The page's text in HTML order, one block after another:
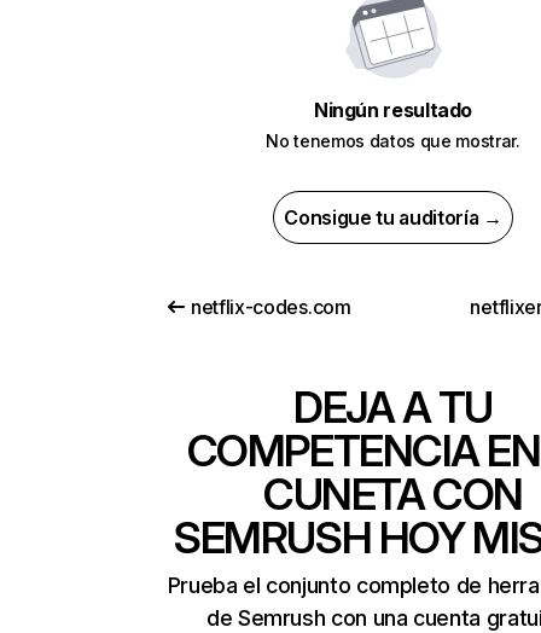
Ningún resultado
No tenemos datos que mostrar.
Consigue tu auditoría →
netflix-codes.com
DEJA A TU
COMPETENCIA
CUNETA CON
SEMRUSH HOY
Prueba el conjunto completo de
de Semrush con una cuenta